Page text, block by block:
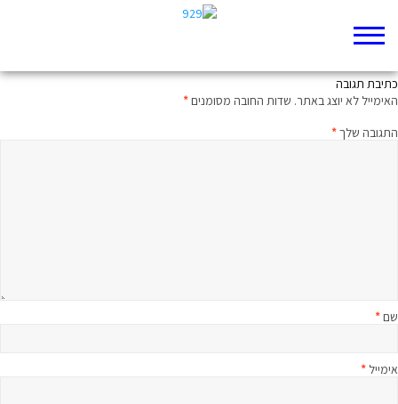
כתיבת תגובה
האימייל לא יוצג באתר. שדות החובה מסומנים*
התגובה שלך*
שם*
אימייל *